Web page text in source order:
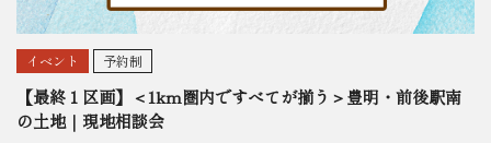
イベント 予約制
【最終１区画】＜1km圏内ですべてが揃う＞豊明・前後駅南
の土地｜現地相談会